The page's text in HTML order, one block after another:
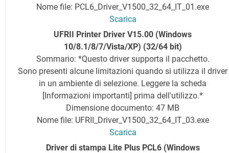
Nome file: PCL6_Driver_V1500_32_64_IT_01.exe
Scarica
UFRII Printer Driver V15.00 (Windows
10/8.1/8/7/Vista/XP) (32/64 bit)
Sommario: *Questo driver supporta il pacchetto.
Sono presenti alcune limitazioni quando si utilizza il driver
in un ambiente di selezione. Leggere la scheda
[Informazioni importanti] prima dell'utilizzo.*
Dimensione documento: 47 MB
Nome file: UFRII_Driver_V1500_32_64_IT_03.exe
Scarica
Driver di stampa Lite Plus PCL6(Windows